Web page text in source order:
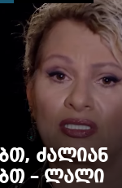
ძალიან
– ლალი